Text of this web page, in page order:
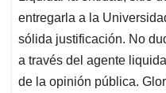
entregarla a la
sólida justificación. No
a través del agente
de la opinión pública.